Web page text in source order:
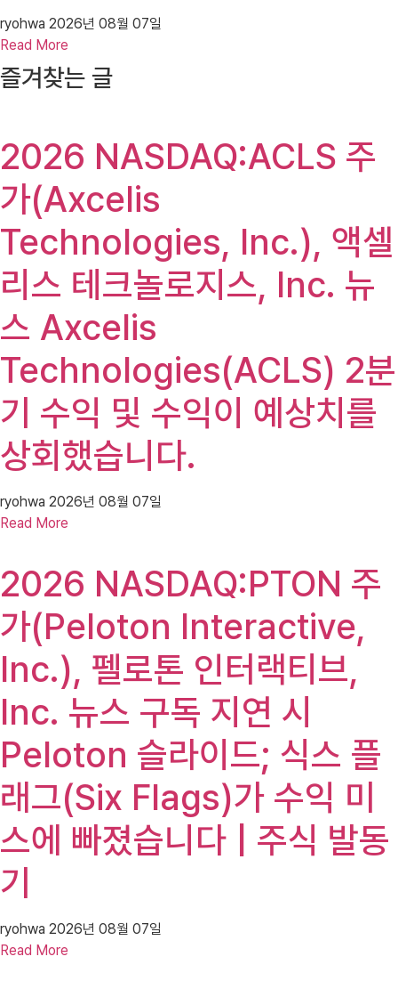
ryohwa 2026년 08월 07일
Read More
즐겨찾는 글
2026 NASDAQ:ACLS 주
가(Axcelis
Technologies, Inc.), 액셀
리스 테크놀로지스, Inc. 뉴
스 Axcelis
Technologies(ACLS) 2분
기 수익 및 수익이 예상치를
상회했습니다.
ryohwa 2026년 08월 07일
Read More
2026 NASDAQ:PTON 주
가(Peloton Interactive,
Inc.), 펠로톤 인터랙티브,
Inc. 뉴스 구독 지연 시
Peloton 슬라이드; 식스 플
래그(Six Flags)가 수익 미
스에 빠졌습니다 | 주식 발동
기
ryohwa 2026년 08월 07일
Read More